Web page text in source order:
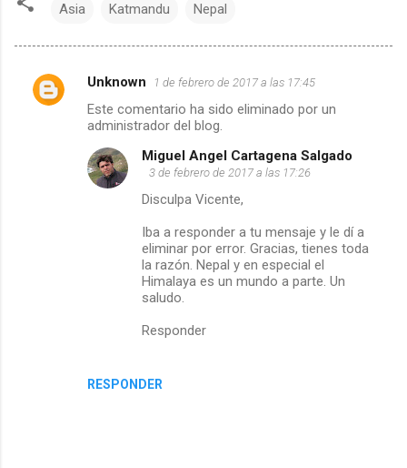
Asia Katmandu Nepal
C
Unknown 1 de febrero de 2017 a las 17:45
Este comentario ha sido eliminado por un
administrador del blog.
RESPONDER
Miguel Angel Cartagena Salgado
3 de febrero de 2017 a las 17:26
Disculpa Vicente,
Iba a responder a tu mensaje y le dí a
eliminar por error. Gracias, tienes toda
la razón. Nepal y en especial el
Himalaya es un mundo a parte. Un
saludo.
Responder